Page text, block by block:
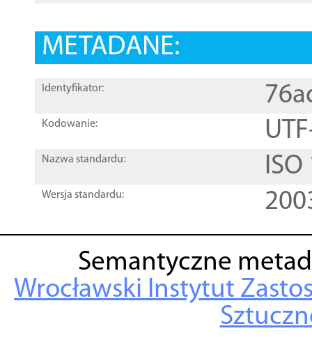
METADANE:
Identyfikator:
Kodowanie:
Nazwa standardu:
Wersja standardu:
Semantyczne
Wrocławski Instytut